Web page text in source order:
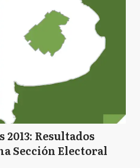
Resultados
Sección Electoral